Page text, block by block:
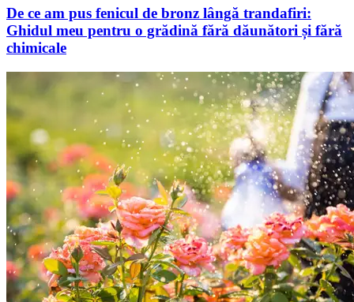
De ce am pus fenicul de bronz lângă trandafiri:
Ghidul meu pentru o grădină fără dăunători și fără
chimicale